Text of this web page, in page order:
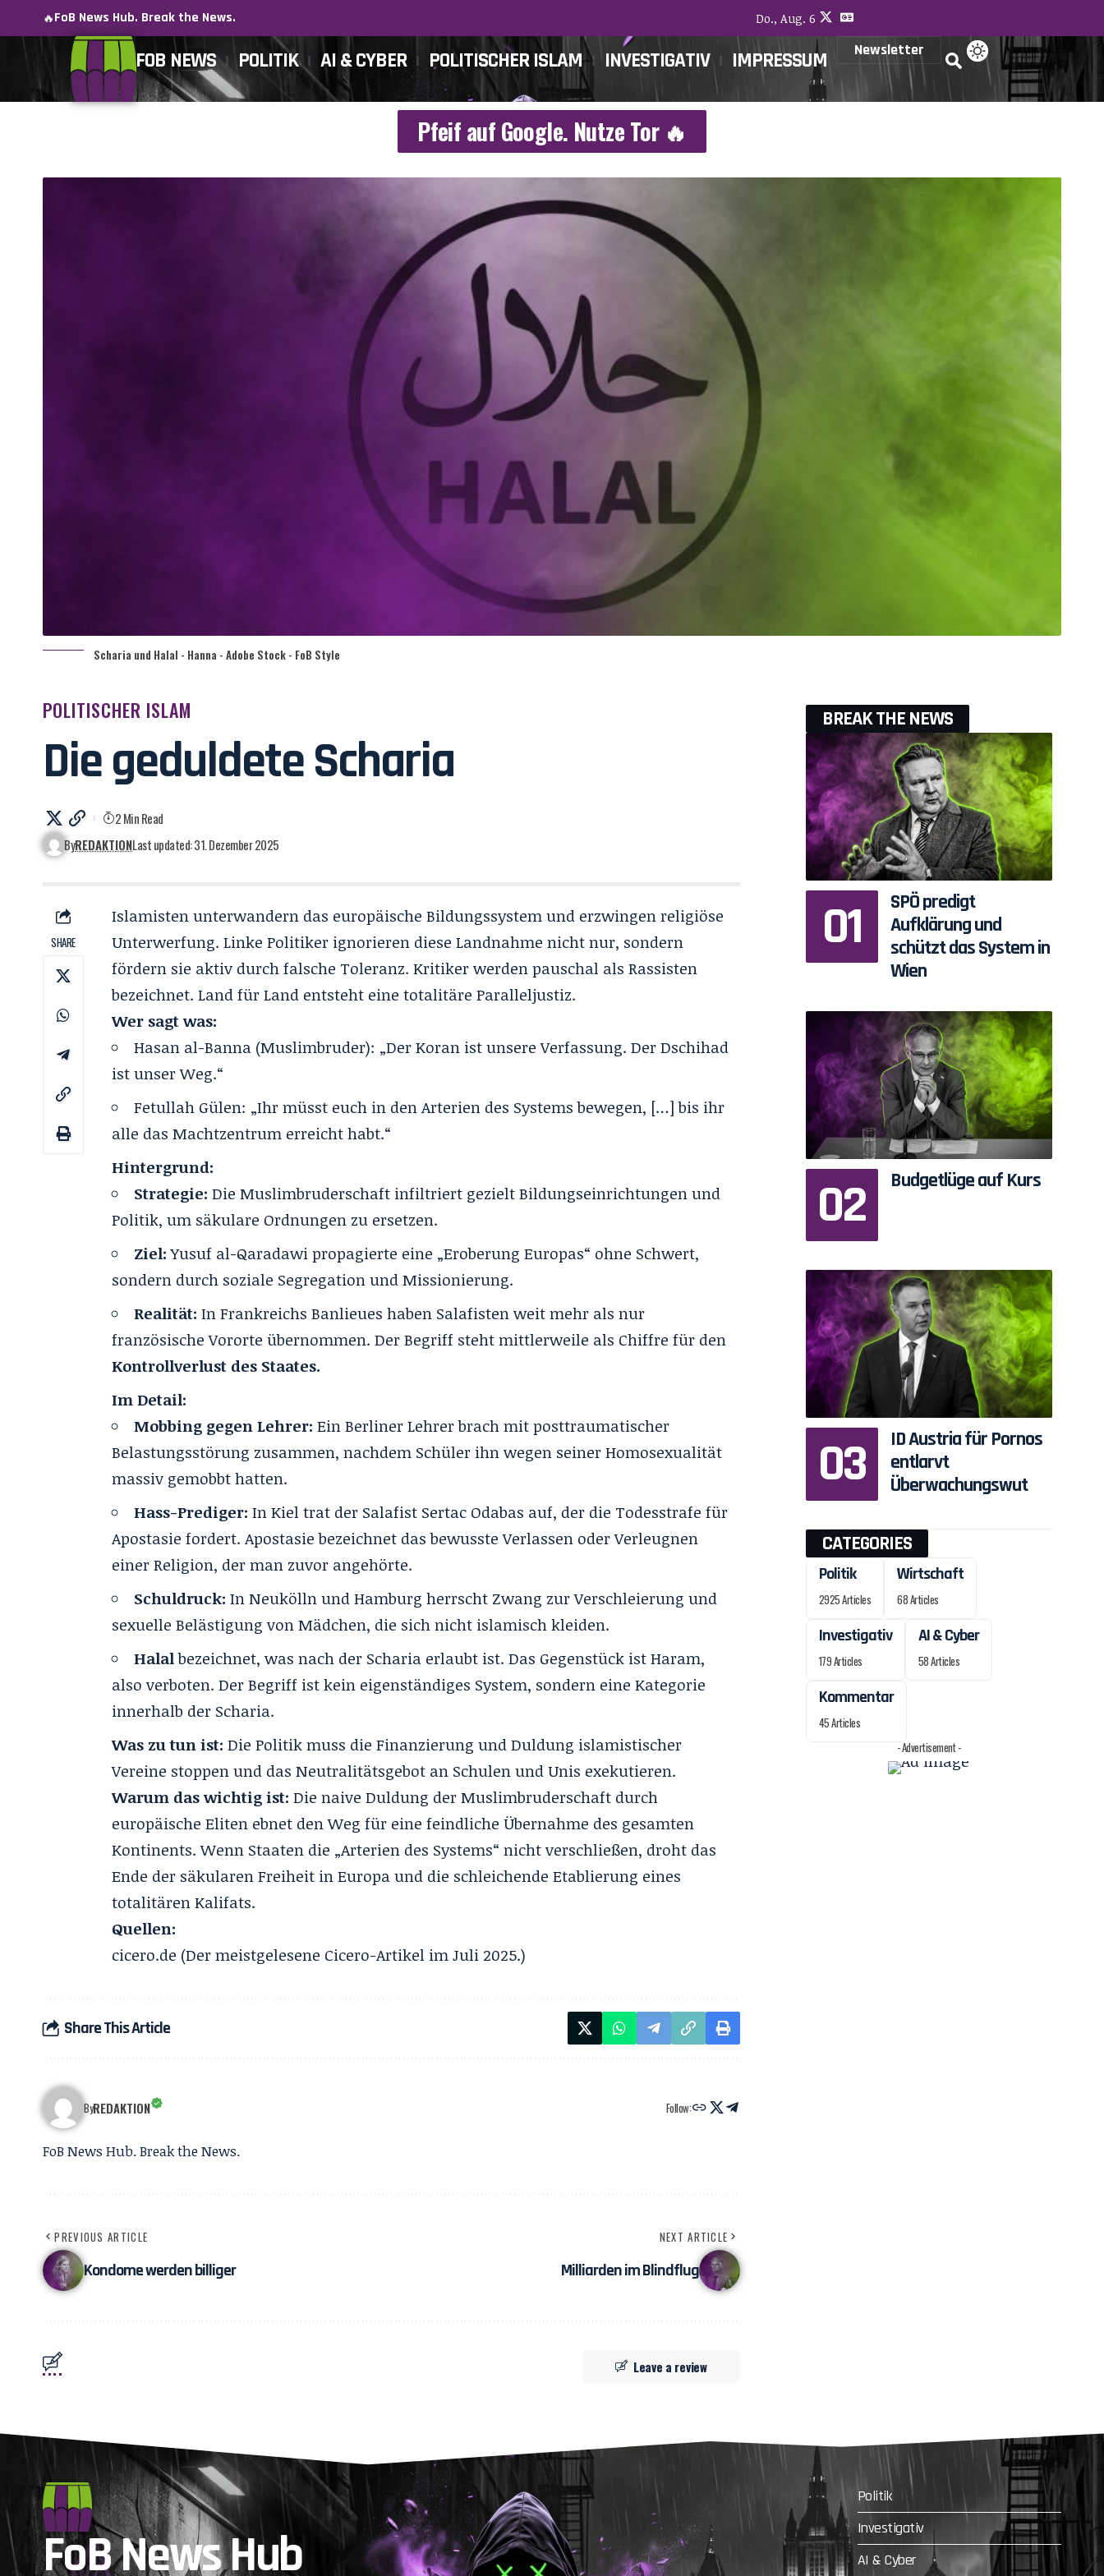
🔥FoB News Hub. Break the News. Do., Aug. 6
FOB NEWS POLITIK AI & CYBER POLITISCHER ISLAM INVESTIGATIV IMPRESSUM Newsletter
Pfeif auf Google. Nutze Tor 🔥
Scharia und Halal - Hanna - Adobe Stock - FoB Style
POLITISCHER ISLAM
Die geduldete Scharia
ByREDAKTIONLast updated: 31. Dezember 2025
2 Min Read
SHARE
Islamisten unterwandern das europäische Bildungssystem und erzwingen religiöse
Unterwerfung. Linke Politiker ignorieren diese Landnahme nicht nur, sondern
fördern sie aktiv durch falsche Toleranz. Kritiker werden pauschal als Rassisten
bezeichnet. Land für Land entsteht eine totalitäre Paralleljustiz.
Wer sagt was:
Hasan al-Banna (Muslimbruder): „Der Koran ist unsere Verfassung. Der Dschihad
ist unser Weg.“
Fetullah Gülen: „Ihr müsst euch in den Arterien des Systems bewegen, […] bis ihr
alle das Machtzentrum erreicht habt.“
Hintergrund:
Strategie: Die Muslimbruderschaft infiltriert gezielt Bildungseinrichtungen und
Politik, um säkulare Ordnungen zu ersetzen.
Ziel:Yusuf al-Qaradawi propagierte eine „Eroberung Europas“ ohne Schwert,
sondern durch soziale Segregation und Missionierung.
Realität: In Frankreichs Banlieues haben Salafisten weit mehr als nur
französische Vororte übernommen. Der Begriff steht mittlerweile als Chiffre für den
Kontrollverlust des Staates.
Im Detail:
Mobbing gegen Lehrer: Ein Berliner Lehrer brach mit posttraumatischer
Belastungsstörung zusammen, nachdem Schüler ihn wegen seiner Homosexualität
massiv gemobbt hatten.
Hass-Prediger: In Kiel trat der Salafist Sertac Odabas auf, der die Todesstrafe für
Apostasie fordert. Apostasie bezeichnet das bewusste Verlassen oder Verleugnen
einer Religion, der man zuvor angehörte.
Schuldruck: In Neukölln und Hamburg herrscht Zwang zur Verschleierung und
sexuelle Belästigung von Mädchen, die sich nicht islamisch kleiden.
Halalbezeichnet, was nach der Scharia erlaubt ist. Das Gegenstück ist Haram,
also verboten. Der Begriff ist kein eigenständiges System, sondern eine Kategorie
innerhalb der Scharia.
Was zu tun ist: Die Politik muss die Finanzierung und Duldung islamistischer
Vereine stoppen und das Neutralitätsgebot an Schulen und Unis exekutieren.
Warum das wichtig ist: Die naive Duldung der Muslimbruderschaft durch
europäische Eliten ebnet den Weg für eine feindliche Übernahme des gesamten
Kontinents. Wenn Staaten die „Arterien des Systems“ nicht verschließen, droht das
Ende der säkularen Freiheit in Europa und die schleichende Etablierung eines
totalitären Kalifats.
Quellen:
cicero.de (Der meistgelesene Cicero-Artikel im Juli 2025.)
Share This Article
ByREDAKTION Follow:
FoB News Hub. Break the News.
PREVIOUS ARTICLE
Kondome werden billiger
NEXT ARTICLE
Milliarden im Blindflug
Leave a review
BREAK THE NEWS
SPÖ predigt
Aufklärung und
schützt das System in
Wien
Budgetlüge auf Kurs
ID Austria für Pornos
entlarvt
Überwachungswut
CATEGORIES
Politik
2925 Articles
Wirtschaft
68 Articles
Investigativ
179 Articles
AI & Cyber
58 Articles
Kommentar
45 Articles
- Advertisement -
FoB News Hub
Politik
Investigativ
AI & Cyber